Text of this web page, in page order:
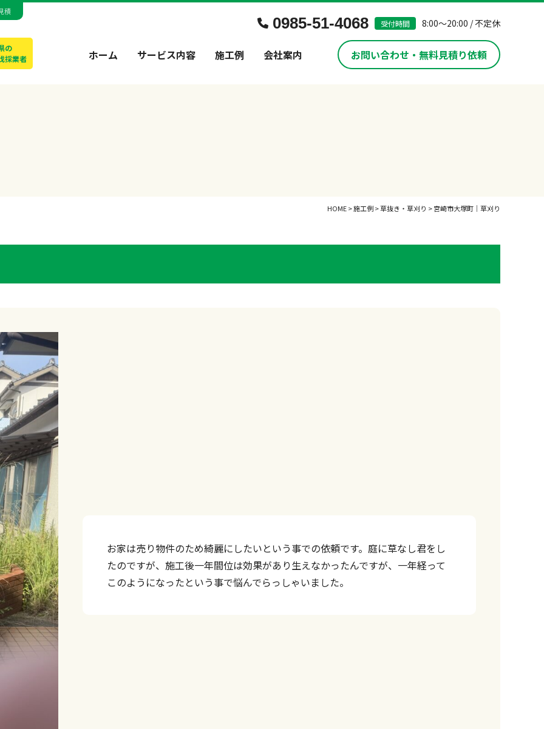
積
の
採業者
0985-51-4068 受付時間 8:00～20:00 / 不定休
お問い合わせ・無料見積り依頼
ホーム サービス内容 施工例 会社案内
HOME>施工例>草抜き・草刈り >宮崎市大塚町｜草刈り
お家は売り物件のため綺麗にしたいという事での依頼です。庭に草なし君をし
たのですが、施工後一年間位は効果があり生えなかったんですが、一年経って
このようになったという事で悩んでらっしゃいました。